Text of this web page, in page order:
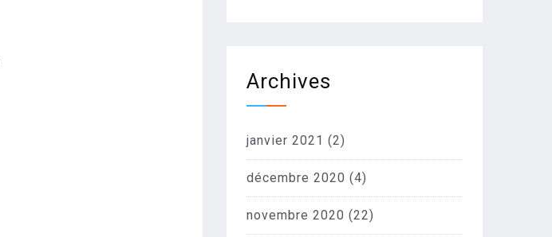
Archives
janvier 2021 (2)
décembre 2020 (4)
novembre 2020 (22)